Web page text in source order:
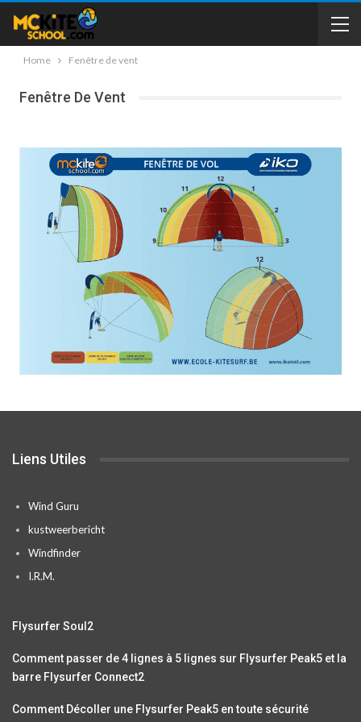
Home Fenêtre de vent
Fenêtre De Vent
Liens Utiles
Wind Guru
kustweerbericht
Windfinder
I.R.M.
Flysurfer Soul2
Comment passer de 4 lignes à 5 lignes sur Flysurfer Peak5 et la
barre Flysurfer Connect2
Comment Décoller une Flysurfer Peak5 en toute sécurité